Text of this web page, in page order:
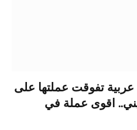
تفوقت عملتها على
اقوى عملة في